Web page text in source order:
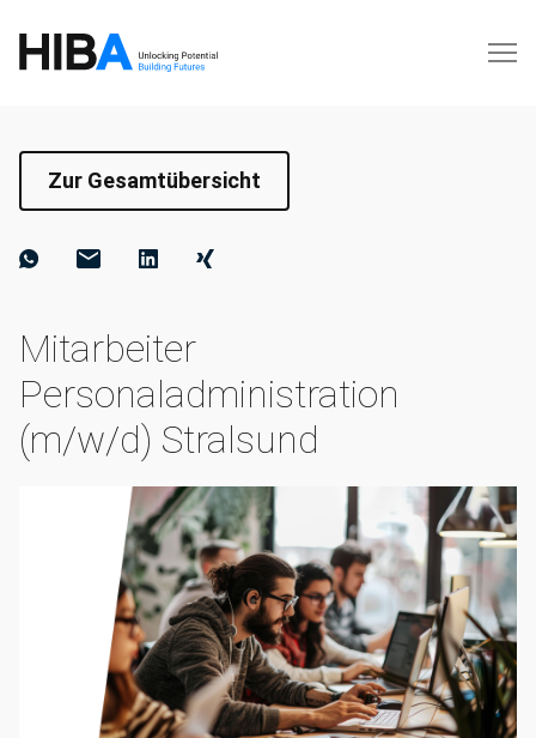
Zur Gesamtübersicht
Mitarbeiter
Personaladministration
(m/w/d) Stralsund